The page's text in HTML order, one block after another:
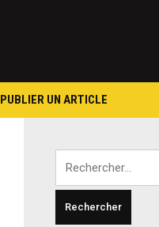
PUBLIER UN ARTICLE